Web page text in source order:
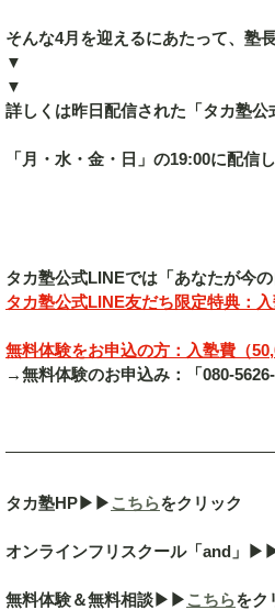
そんな4月を迎えるにあたって、塾
▼
▼
詳しくは昨日配信された「タカ塾
「月・水・金・日」の19:00に配信
タカ塾公式LINEでは「あなたが今
タカ塾公式LINE友だち限定特典：
無料体験をお申込の方：入塾費（
→無料体験のお申込み：「080-
タカ塾HP▶︎▶︎こちらをクリック
オンラインフリスクール「and」
無料体験＆無料相談▶︎▶︎こちらをク